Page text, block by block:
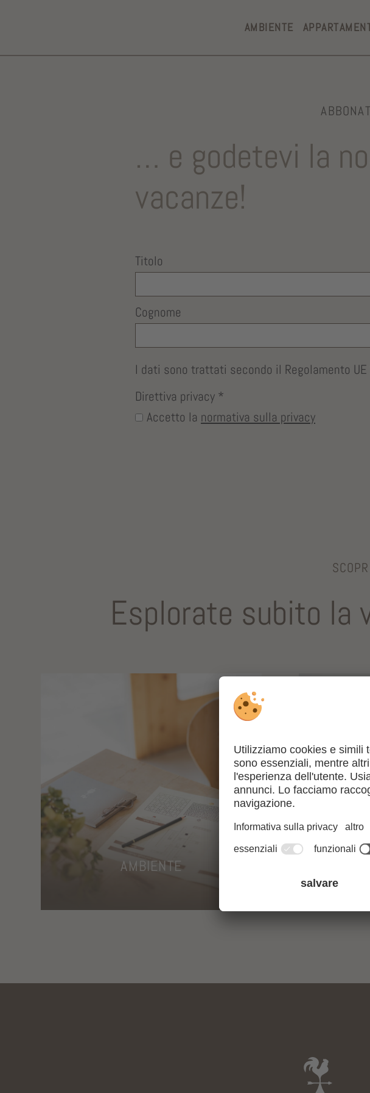
AMBIENTE
… e godetevi la
vacanze!
Titolo
Cognome
I dati sono trattati secondo il Regolamento
Direttiva privacy *
Accetto la normativa sulla privacy
Esplorate subito la
AMBIENTE